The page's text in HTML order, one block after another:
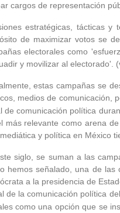
cargos de representación
estratégicas, tácticas
de maximizar votos se
electorales como
y movilizar al electorado'.
estas campañas se
medios de comunicación,
de comunicación política
más relevante como arena
y política en México
siglo, se suman a las
hemos señalado, una de
a la presidencia de
de la comunicación política
como una opción que se